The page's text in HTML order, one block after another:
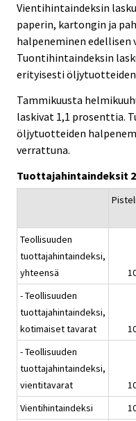
Vientihintaindeksin
paperin, kartongin ja
halpeneminen edellisen
Tuontihintaindeksin
erityisesti öljytuotteiden
Tammikuusta
laskivat 1,1 prosenttia.
öljytuotteiden
verrattuna.
Tuottajahintaindeksit
Teollisuuden
tuottajahintaindeksi,
yhteensä
- Teollisuuden
tuottajahintaindeksi,
kotimaiset tavarat
- Teollisuuden
tuottajahintaindeksi,
vientitavarat
Vientihintaindeksi